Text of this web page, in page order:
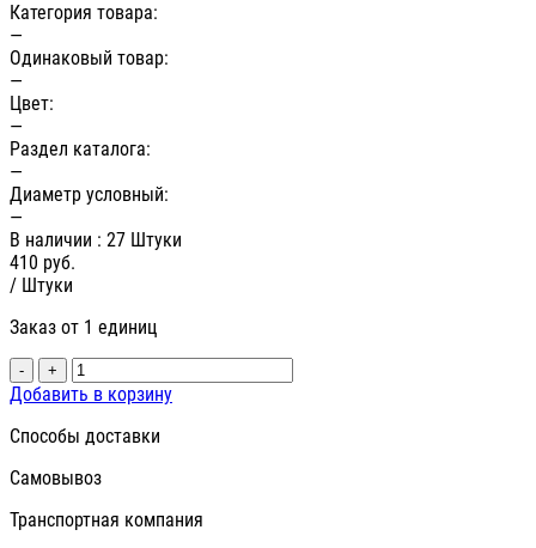
Категория товара:
—
Одинаковый товар:
—
Цвет:
—
Раздел каталога:
—
Диаметр условный:
—
В наличии : 27 Штуки
410 руб.
/ Штуки
Заказ от 1 единиц
- +
Добавить в корзину
Способы доставки
Самовывоз
Транспортная компания